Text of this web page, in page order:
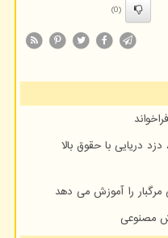
(0)
دریایی با حقوق بالا
را آموزش می دهد
مصنوعی